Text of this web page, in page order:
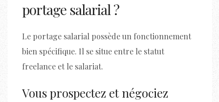
portage salarial ?
Le portage salarial possède un fonctionnement
bien spécifique. Il se situe entre le statut
freelance et le salariat.
Vous prospectez et négociez